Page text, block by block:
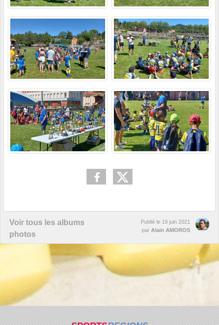
Voir tous les albums
photos
Publié le 19 juin 2021
par Alain AMOROS